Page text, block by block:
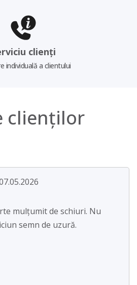
clienți
individuală a clientului
clienților
mulțumit de schiuri. Nu
semn de uzură.